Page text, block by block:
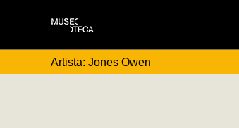
Artista: Jones Owen